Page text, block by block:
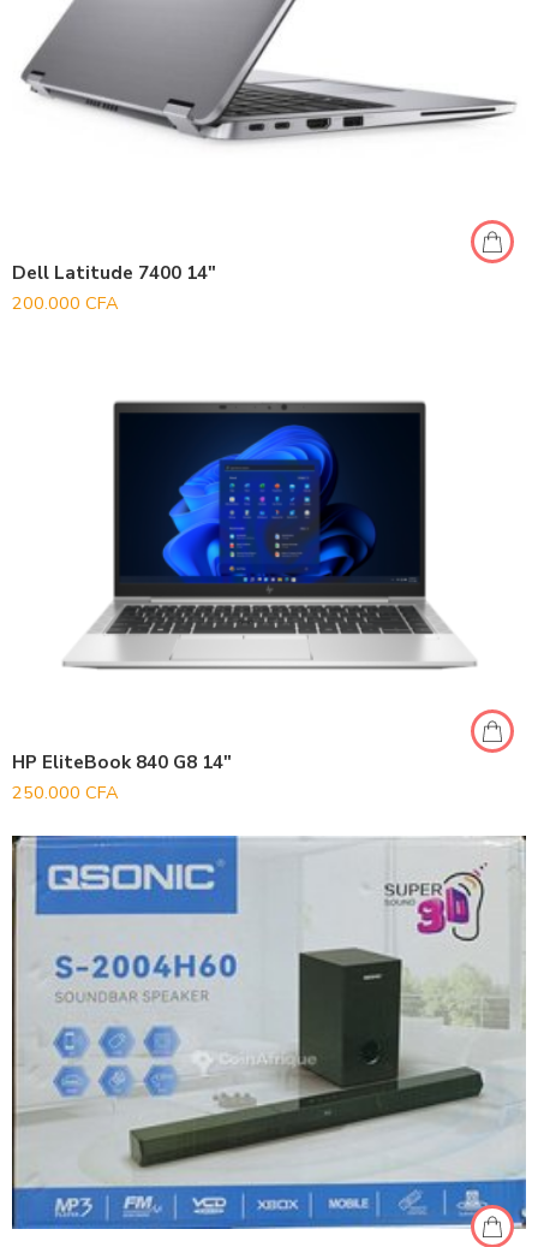
Dell Latitude 7400 14″
200.000 CFA
HP EliteBook 840 G8 14″
250.000 CFA